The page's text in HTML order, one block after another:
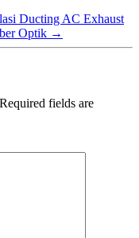
Ducting AC Exhaust
Optik →
Required fields are